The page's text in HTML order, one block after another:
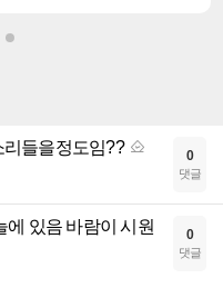
들을정도임?? 0
댓글
에 있음 바람이 시원
0
댓글